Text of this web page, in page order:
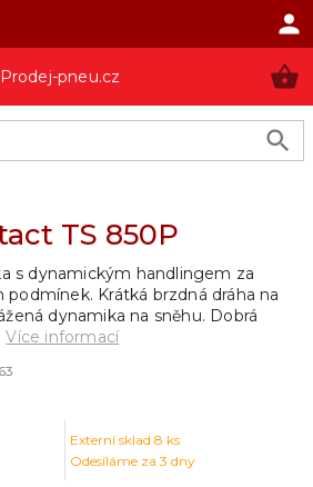
Prodej-pneu.cz
TS 850P
Externí sklad 8 ks
Odesíláme za 3 dny
s dynamickým handlingem za
Krátká brzdná dráha na
dynamika na sněhu. Dobrá
Více informací